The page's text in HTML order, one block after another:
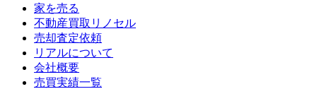
家を売る
不動産買取リノセル
売却査定依頼
リアルについて
会社概要
売買実績一覧